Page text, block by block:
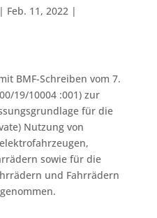
Feb. 11, 2022|
BMF-Schreiben vom 7.
19/10004 :001) zur
für die
Nutzung von
sowie für die
und Fahrrädern